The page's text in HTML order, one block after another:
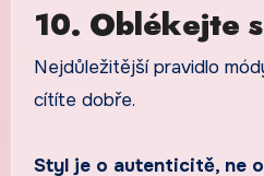
10. Oblékejte
Nejdůležitější pravidlo
cítíte dobře.
Styl je o autenticitě, ne